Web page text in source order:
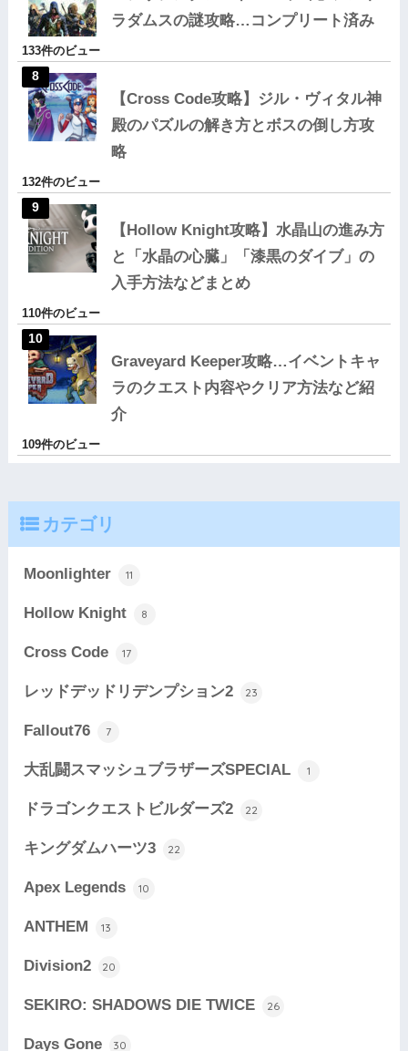
ラダムスの謎攻略…コンプリート済み
133件のビュー
【Cross Code攻略】ジル・ヴィタル神
殿のパズルの解き方とボスの倒し方攻
略
132件のビュー
【Hollow Knight攻略】水晶山の進み方
と「水晶の心臓」「漆黒のダイブ」の
入手方法などまとめ
110件のビュー
Graveyard Keeper攻略…イベントキャ
ラのクエスト内容やクリア方法など紹
介
109件のビュー
カテゴリ
Moonlighter 11
Hollow Knight 8
Cross Code 17
レッドデッドリデンプション2 23
Fallout76 7
大乱闘スマッシュブラザーズSPECIAL 1
ドラゴンクエストビルダーズ2 22
キングダムハーツ3 22
Apex Legends 10
ANTHEM 13
Division2 20
SEKIRO: SHADOWS DIE TWICE 26
Days Gone 30